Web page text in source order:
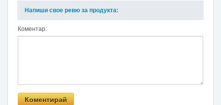
Напиши свое ревю за продукта:
Коментар: